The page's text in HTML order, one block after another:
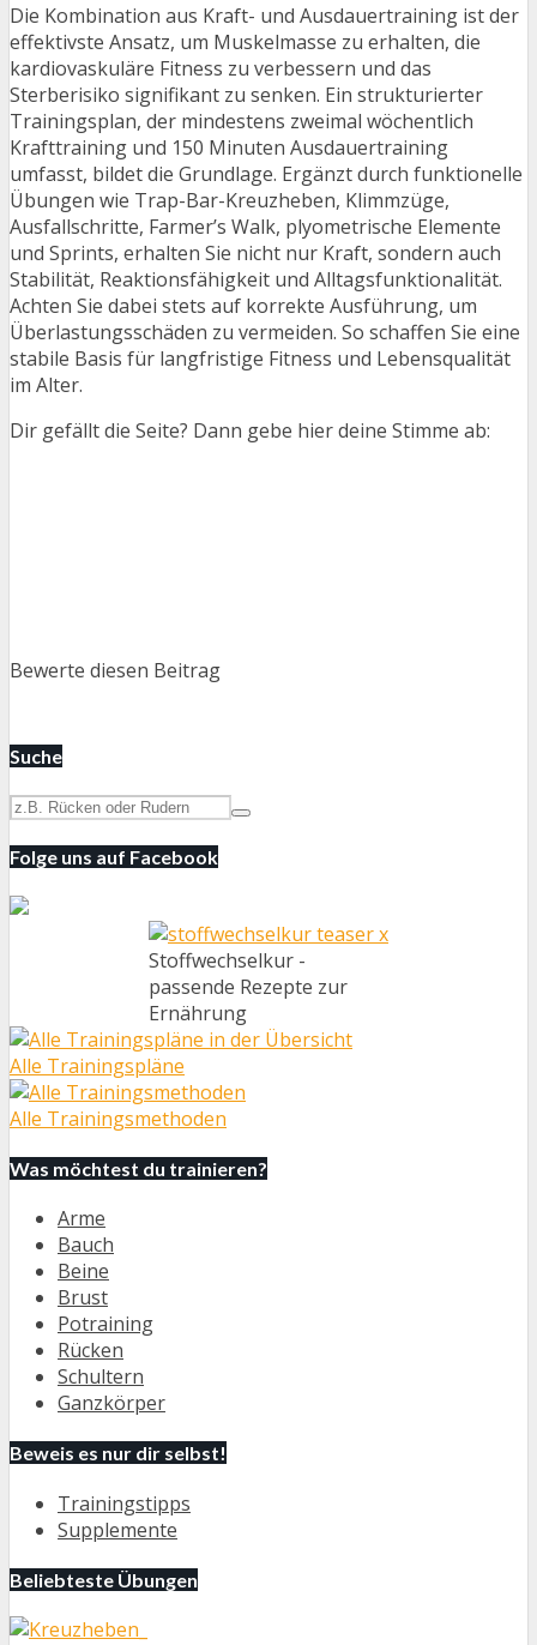
Die Kombination aus Kraft- und Ausdauertraining ist der
effektivste Ansatz, um Muskelmasse zu erhalten, die
kardiovaskuläre Fitness zu verbessern und das
Sterberisiko signifikant zu senken. Ein strukturierter
Trainingsplan, der mindestens zweimal wöchentlich
Krafttraining und 150 Minuten Ausdauertraining
umfasst, bildet die Grundlage. Ergänzt durch funktionelle
Übungen wie Trap-Bar-Kreuzheben, Klimmzüge,
Ausfallschritte, Farmer’s Walk, plyometrische Elemente
und Sprints, erhalten Sie nicht nur Kraft, sondern auch
Stabilität, Reaktionsfähigkeit und Alltagsfunktionalität.
Achten Sie dabei stets auf korrekte Ausführung, um
Überlastungsschäden zu vermeiden. So schaffen Sie eine
stabile Basis für langfristige Fitness und Lebensqualität
im Alter.
Dir gefällt die Seite? Dann gebe hier deine Stimme ab:
Bewerte diesen Beitrag
Suche
Folge uns auf Facebook
Stoffwechselkur -
passende Rezepte zur
Ernährung
Alle Trainingspläne
Alle Trainingsmethoden
Was möchtest du trainieren?
Arme
Bauch
Beine
Brust
Potraining
Rücken
Schultern
Ganzkörper
Beweis es nur dir selbst!
Trainingstipps
Supplemente
Beliebteste Übungen